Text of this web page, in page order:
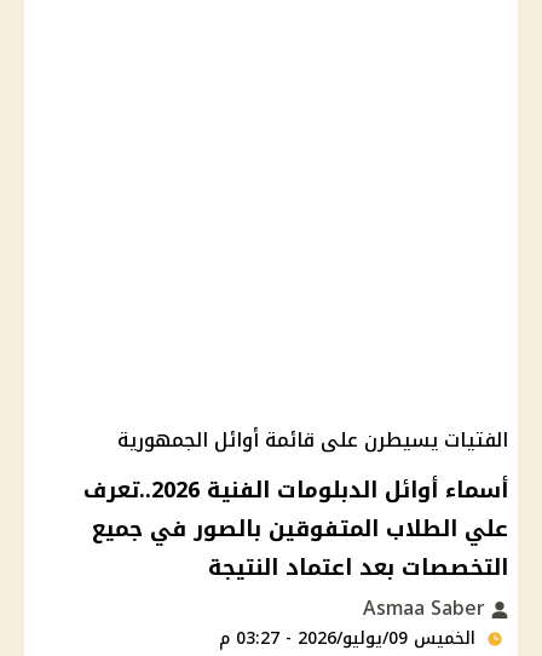
الفتيات يسيطرن على قائمة أوائل الجمهورية
أسماء أوائل الدبلومات الفنية 2026..تعرف
علي الطلاب المتفوقين بالصور في جميع
التخصصات بعد اعتماد النتيجة
الخميس 09/يوليو/2026 - 03:27 م